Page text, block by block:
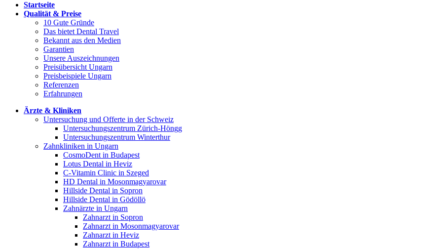
Startseite
Qualität & Preise
10 Gute Gründe
Das bietet Dental Travel
Bekannt aus den Medien
Garantien
Unsere Auszeichnungen
Preisübersicht Ungarn
Preisbeispiele Ungarn
Referenzen
Erfahrungen
Ärzte & Kliniken
Untersuchung und Offerte in der Schweiz
Untersuchungszentrum Zürich-Höngg
Untersuchungszentrum Winterthur
Zahnkliniken in Ungarn
CosmoDent in Budapest
Lotus Dental in Heviz
C-Vitamin Clinic in Szeged
HD Dental in Mosonmagyarovar
Hillside Dental in Sopron
Hillside Dental in Gödöllö
Zahnärzte in Ungarn
Zahnarzt in Sopron
Zahnarzt in Mosonmagyarovar
Zahnarzt in Heviz
Zahnarzt in Budapest